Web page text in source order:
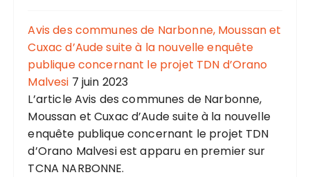
Avis des communes de Narbonne, Moussan et
Cuxac d’Aude suite à la nouvelle enquête
publique concernant le projet TDN d’Orano
Malvesi 7 juin 2023
L’article Avis des communes de Narbonne,
Moussan et Cuxac d’Aude suite à la nouvelle
enquête publique concernant le projet TDN
d’Orano Malvesi est apparu en premier sur
TCNA NARBONNE.